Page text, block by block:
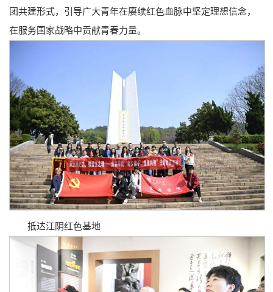
团共建形式，引导广大青年在赓续红色血脉中坚定理想信念，
在服务国家战略中贡献青春力量。
抵达江阴红色基地